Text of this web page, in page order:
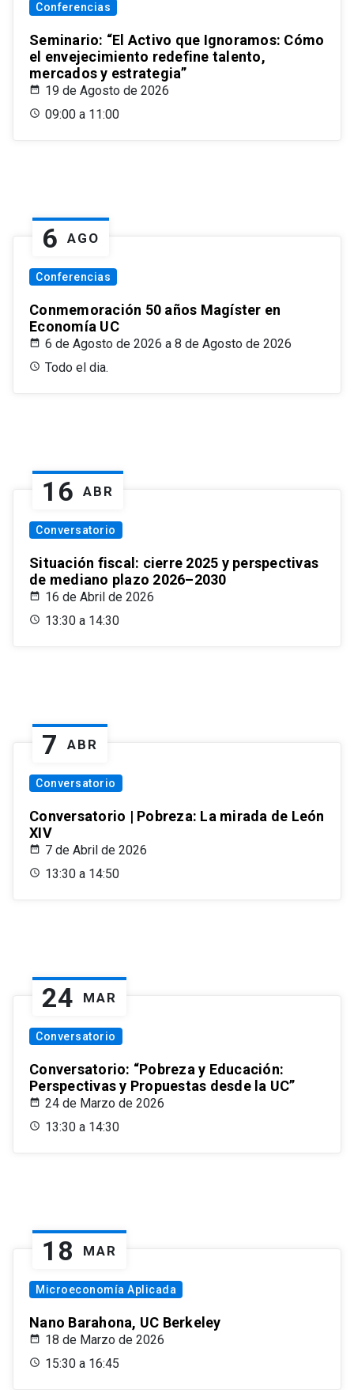
Conferencias
Seminario: “El Activo que Ignoramos: Cómo
el envejecimiento redefine talento,
mercados y estrategia”
19 de Agosto de 2026
09:00 a 11:00
6 AGO
Conferencias
Conmemoración 50 años Magíster en
Economía UC
6 de Agosto de 2026 a 8 de Agosto de 2026
Todo el dia.
16 ABR
Conversatorio
Situación fiscal: cierre 2025 y perspectivas
de mediano plazo 2026–2030
16 de Abril de 2026
13:30 a 14:30
7 ABR
Conversatorio
Conversatorio | Pobreza: La mirada de León
XIV
7 de Abril de 2026
13:30 a 14:50
24 MAR
Conversatorio
Conversatorio: “Pobreza y Educación:
Perspectivas y Propuestas desde la UC”
24 de Marzo de 2026
13:30 a 14:30
18 MAR
Microeconomía Aplicada
Nano Barahona, UC Berkeley
18 de Marzo de 2026
15:30 a 16:45